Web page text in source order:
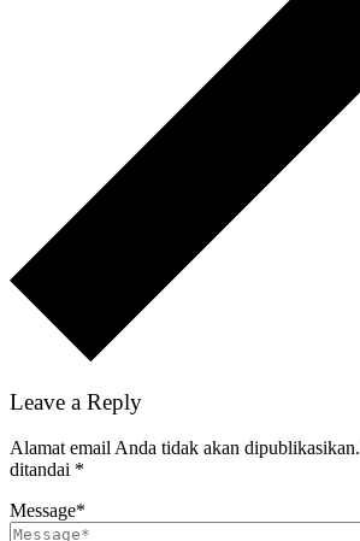
Leave a Reply
Alamat email Anda tidak akan dipublikasikan.
ditandai *
Message*